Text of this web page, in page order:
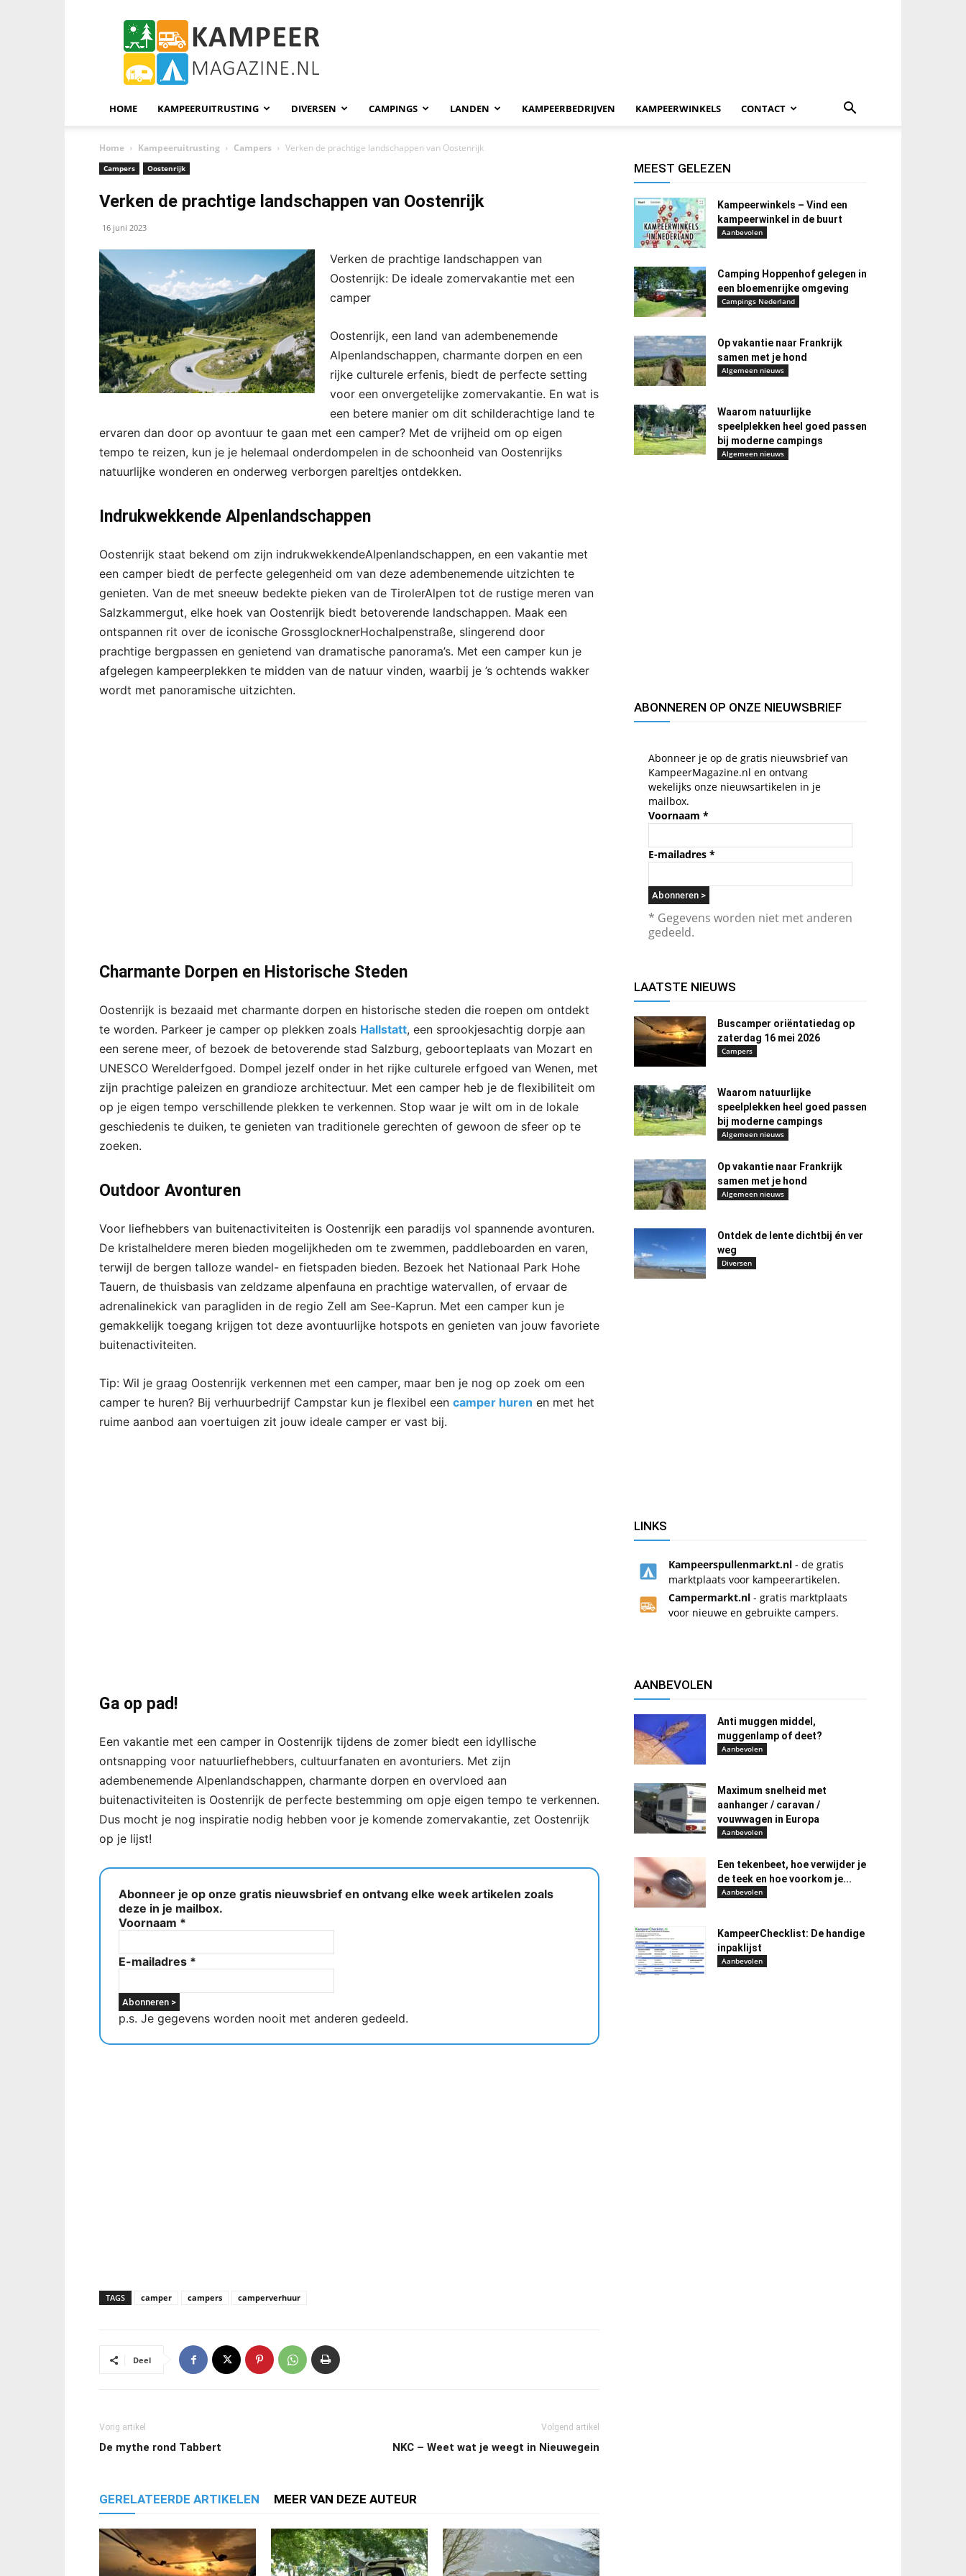
KampeerMagazine
HOME KAMPEERUITRUSTING DIVERSEN CAMPINGS LANDEN KAMPEERBEDRIJVEN KAMPEERWINKELS CONTACT
Home Kampeeruitrusting Campers Verken de prachtige landschappen van Oostenrijk
Campers Oostenrijk
Verken de prachtige landschappen van Oostenrijk
16 juni 2023
Verken de prachtige landschappen van
Oostenrijk: De ideale zomervakantie met een
camper
Oostenrijk, een land van adembenemende
Alpenlandschappen, charmante dorpen en een
rijke culturele erfenis, biedt de perfecte setting
voor een onvergetelijke zomervakantie. En wat is
een betere manier om dit schilderachtige land te
ervaren dan door op avontuur te gaan met een camper? Met de vrijheid om op eigen
tempo te reizen, kun je je helemaal onderdompelen in de schoonheid van Oostenrijks
natuurlijke wonderen en onderweg verborgen pareltjes ontdekken.
Indrukwekkende Alpenlandschappen
Oostenrijk staat bekend om zijn indrukwekkendeAlpenlandschappen, en een vakantie met
een camper biedt de perfecte gelegenheid om van deze adembenemende uitzichten te
genieten. Van de met sneeuw bedekte pieken van de TirolerAlpen tot de rustige meren van
Salzkammergut, elke hoek van Oostenrijk biedt betoverende landschappen. Maak een
ontspannen rit over de iconische GrossglocknerHochalpenstraße, slingerend door
prachtige bergpassen en genietend van dramatische panorama’s. Met een camper kun je
afgelegen kampeerplekken te midden van de natuur vinden, waarbij je ’s ochtends wakker
wordt met panoramische uitzichten.
Charmante Dorpen en Historische Steden
Oostenrijk is bezaaid met charmante dorpen en historische steden die roepen om ontdekt
te worden. Parkeer je camper op plekken zoals Hallstatt, een sprookjesachtig dorpje aan
een serene meer, of bezoek de betoverende stad Salzburg, geboorteplaats van Mozart en
UNESCO Werelderfgoed. Dompel jezelf onder in het rijke culturele erfgoed van Wenen, met
zijn prachtige paleizen en grandioze architectuur. Met een camper heb je de flexibiliteit om
op je eigen tempo verschillende plekken te verkennen. Stop waar je wilt om in de lokale
geschiedenis te duiken, te genieten van traditionele gerechten of gewoon de sfeer op te
zoeken.
Outdoor Avonturen
Voor liefhebbers van buitenactiviteiten is Oostenrijk een paradijs vol spannende avonturen.
De kristalheldere meren bieden mogelijkheden om te zwemmen, paddleboarden en varen,
terwijl de bergen talloze wandel- en fietspaden bieden. Bezoek het Nationaal Park Hohe
Tauern, de thuisbasis van zeldzame alpenfauna en prachtige watervallen, of ervaar de
adrenalinekick van paragliden in de regio Zell am See-Kaprun. Met een camper kun je
gemakkelijk toegang krijgen tot deze avontuurlijke hotspots en genieten van jouw favoriete
buitenactiviteiten.
Tip: Wil je graag Oostenrijk verkennen met een camper, maar ben je nog op zoek om een
camper te huren? Bij verhuurbedrijf Campstar kun je flexibel een camper huren en met het
ruime aanbod aan voertuigen zit jouw ideale camper er vast bij.
Ga op pad!
Een vakantie met een camper in Oostenrijk tijdens de zomer biedt een idyllische
ontsnapping voor natuurliefhebbers, cultuurfanaten en avonturiers. Met zijn
adembenemende Alpenlandschappen, charmante dorpen en overvloed aan
buitenactiviteiten is Oostenrijk de perfecte bestemming om opje eigen tempo te verkennen.
Dus mocht je nog inspiratie nodig hebben voor je komende zomervakantie, zet Oostenrijk
op je lijst!
Abonneer je op onze gratis nieuwsbrief en ontvang elke week artikelen zoals
deze in je mailbox.
Voornaam *
E-mailadres *
p.s. Je gegevens worden nooit met anderen gedeeld.
TAGS camper campers camperverhuur
Deel
Vorig artikel
De mythe rond Tabbert
Volgend artikel
NKC – Weet wat je weegt in Nieuwegein
GERELATEERDE ARTIKELEN MEER VAN DEZE AUTEUR
MEEST GELEZEN
Kampeerwinkels – Vind een
kampeerwinkel in de buurt
Aanbevolen
Camping Hoppenhof gelegen in
een bloemenrijke omgeving
Campings Nederland
Op vakantie naar Frankrijk
samen met je hond
Algemeen nieuws
Waarom natuurlijke
speelplekken heel goed passen
bij moderne campings
Algemeen nieuws
ABONNEREN OP ONZE NIEUWSBRIEF
Abonneer je op de gratis nieuwsbrief van
KampeerMagazine.nl en ontvang
wekelijks onze nieuwsartikelen in je
mailbox.
Voornaam *
E-mailadres *
* Gegevens worden niet met anderen
gedeeld.
LAATSTE NIEUWS
Buscamper oriëntatiedag op
zaterdag 16 mei 2026
Campers
Waarom natuurlijke
speelplekken heel goed passen
bij moderne campings
Algemeen nieuws
Op vakantie naar Frankrijk
samen met je hond
Algemeen nieuws
Ontdek de lente dichtbij én ver
weg
Diversen
LINKS
Kampeerspullenmarkt.nl - de gratis
marktplaats voor kampeerartikelen.
Campermarkt.nl - gratis marktplaats
voor nieuwe en gebruikte campers.
AANBEVOLEN
Anti muggen middel,
muggenlamp of deet?
Aanbevolen
Maximum snelheid met
aanhanger / caravan /
vouwwagen in Europa
Aanbevolen
Een tekenbeet, hoe verwijder je
de teek en hoe voorkom je...
Aanbevolen
KampeerChecklist: De handige
inpaklijst
Aanbevolen